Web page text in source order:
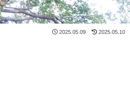
2025.05.09 2025.05.10